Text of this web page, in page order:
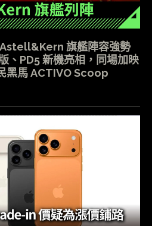
Astell&Kern 旗艦陣容強勢
、PD5 新機亮相，同場加映
黑馬 ACTIVO Scoop